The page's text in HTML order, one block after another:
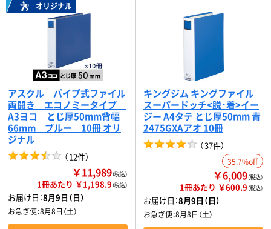
オリジナル
アスクル パイプ式ファイル
両開き エコノミータイプ
A3ヨコ とじ厚50mm背幅
66mm ブルー 10冊 オリ
ジナル
（12件）
￥11,989（税込）
1冊あたり ￥1,198.9（税込）
お届け日：8月9日（日）
お急ぎ便：8月8日（土）
キングジム キングファイル
スーパードッチ<脱･着>イー
ジー A4タテ とじ厚50mm 青
2475GXAアオ 10冊
（37件）
35.7%off
￥6,009（税込）
1冊あたり ￥600.9（税込）
お届け日：8月9日（日）
お急ぎ便：8月8日（土）